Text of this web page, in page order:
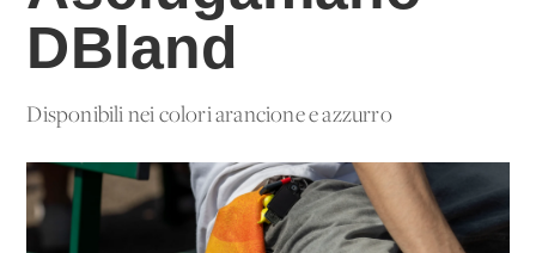
DBland
Disponibili nei colori arancione e azzurro